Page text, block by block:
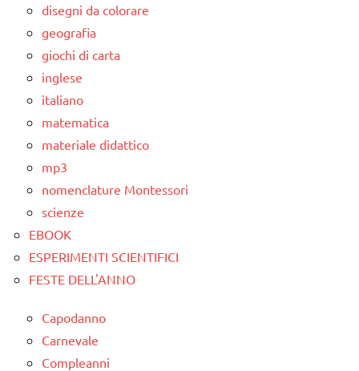
poesie e
filastrocche
scienze:
animali
TUTTI GLI
ARGOMENTI
TUTTI GLI
ARTICOLI
disegni da colorare
geografia
giochi di carta
inglese
italiano
matematica
materiale didattico
mp3
nomenclature Montessori
scienze
EBOOK
ESPERIMENTI SCIENTIFICI
FESTE DELL'ANNO
Capodanno
Carnevale
Compleanni